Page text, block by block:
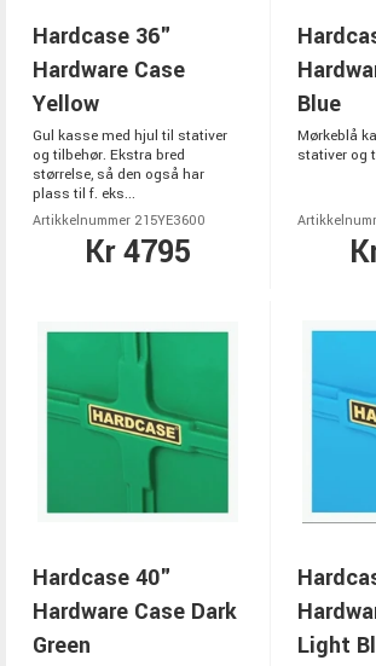
Hardcase 36"
Hardware Case
Yellow
Gul kasse med hjul til stativer
og tilbehør. Ekstra bred
størrelse, så den også har
plass til f. eks...
Artikkelnummer 215YE3600
Kr 4795
Blue
Mørkeblå
stativer og
Hardcase 40"
Hardware Case Dark
Green
Light